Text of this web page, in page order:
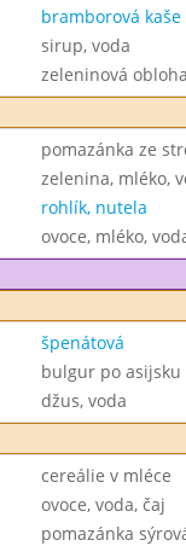
bramborová kaše
sirup, voda
zeleninová
pomazánka ze
zelenina, mléko,
rohlík, nutela
ovoce, mléko,
špenátová
bulgur po asijsku
džus, voda
cereálie v mléce
ovoce, voda, čaj
pomazánka